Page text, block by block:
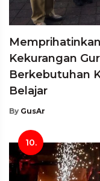
Kekurangan
Berkebutuhan
Belajar
By GusAr
10.